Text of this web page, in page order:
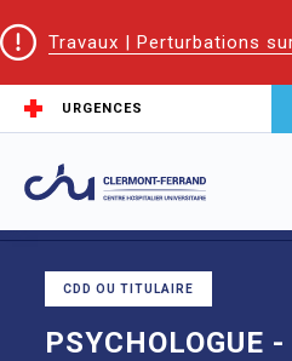
Travaux | Perturbations
URGENCES
Accueil
PSYCHOLOGUE - 50% - EQUIPE
CDD OU TITULAIRE
PSYCHOLOGUE